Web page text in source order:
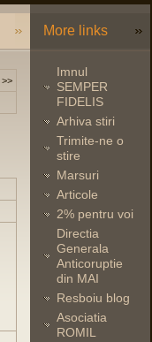
>>
More links
Imnul
SEMPER
FIDELIS
Arhiva stiri
Trimite-ne o
stire
Marsuri
Articole
2% pentru voi
Directia
Generala
Anticoruptie
din MAI
Resboiu blog
Asociatia
ROMIL